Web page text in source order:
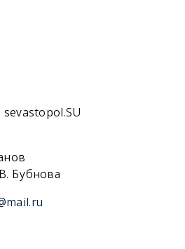
Бубнова